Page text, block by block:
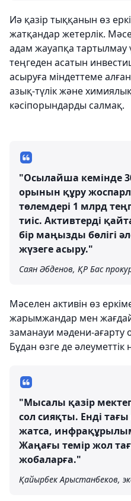
Иә қазір тыққанын өз
жатқандар жетерлік.
адам жауапқа
теңгеден асатын
асыруға міндеттеме
азық-түлік және
кәсіпорындарды салмақ.
"Осылайша кемінде
орынын құру
төлемдері 1 млрд
тиіс. Активтерді
бір маңызды бөлігі
жүзеге асыру."
Саян Әбденов, ҚР Бас
Мәселен активін өз
жарымжандар мен
заманауи мәдени-ағарту
Бұдан өзге де
"Мысалы қазір
сол сияқты. Енді
жатса,
Жаңағы темір жол
жобаларға."
Қайырбек Арыстанбеков,